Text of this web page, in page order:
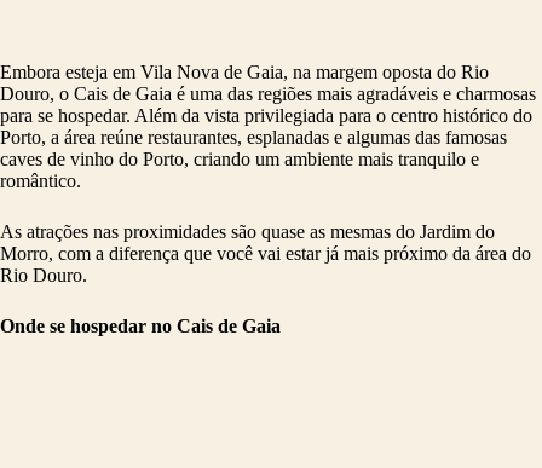
Embora esteja em Vila Nova de Gaia, na margem oposta do Rio
Douro, o Cais de Gaia é uma das regiões mais agradáveis e charmosas
para se hospedar. Além da vista privilegiada para o centro histórico do
Porto, a área reúne restaurantes, esplanadas e algumas das famosas
caves de vinho do Porto, criando um ambiente mais tranquilo e
romântico.
As atrações nas proximidades são quase as mesmas do Jardim do
Morro, com a diferença que você vai estar já mais próximo da área do
Rio Douro.
Onde se hospedar no Cais de Gaia